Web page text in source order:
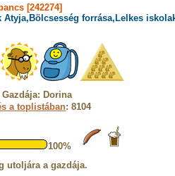
[242274]
Atyja,Bölcsesség forrása,Lelkes
Dorina
a toplistában: 8104
100%
utoljára a gazdája.